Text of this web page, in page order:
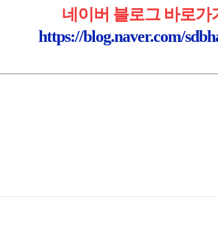
네이버 블로그 바로가
https://blog.naver.com/